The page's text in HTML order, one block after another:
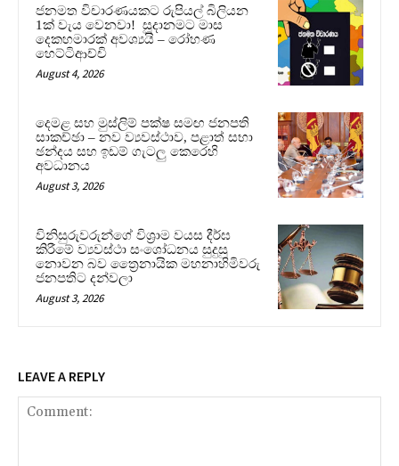
ජනමත විචාරණයකට රුපියල් බිලියන
1ක් වැය වෙනවා! සූදානමට මාස
දෙකහමාරක් අවශ්‍යයි – රෝහණ
හෙට්ටිආච්චි
August 4, 2026
දෙමළ සහ මුස්ලිම් පක්ෂ සමඟ ජනපති
සාකච්ඡා – නව ව්‍යවස්ථාව, පළාත් සභා
ඡන්දය සහ ඉඩම් ගැටලු කෙරෙහි
අවධානය
August 3, 2026
විනිසුරුවරුන්ගේ විශ්‍රාම වයස දීර්ඝ
කිරීමේ ව්‍යවස්ථා සංශෝධනය සුදුසු
නොවන බව ත්‍රෛනායික මහනාහිමිවරු
ජනපතිට දන්වලා
August 3, 2026
LEAVE A REPLY